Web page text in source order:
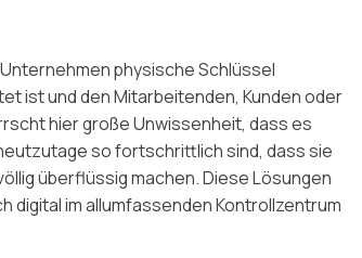
physische Schlüssel
ist und den Mitarbeitenden, Kunden oder
hier große Unwissenheit, dass es
so fortschrittlich sind, dass sie
überflüssig machen. Diese Lösungen
digital im allumfassenden Kontrollzentrum